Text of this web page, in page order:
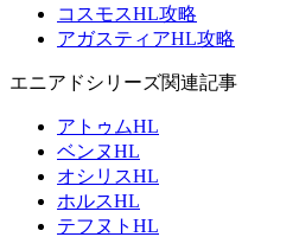
コスモスHL攻略
アガスティアHL攻略
エニアドシリーズ関連記事
アトゥムHL
ベンヌHL
オシリスHL
ホルスHL
テフヌトHL